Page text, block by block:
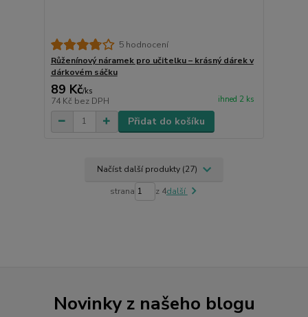
5 hodnocení
Růženínový náramek pro učitelku – krásný dárek v
dárkovém sáčku
89 Kč/ks
74 Kč bez DPH ihned 2 ks
Přidat do košíku
Načíst další produkty (27)
strana z 4další
Novinky z našeho blogu